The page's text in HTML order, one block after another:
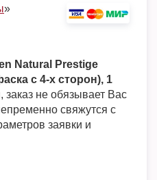
»
Natural Prestige
с 4-х сторон), 1
не обязывает Вас
свяжутся с
заявки и